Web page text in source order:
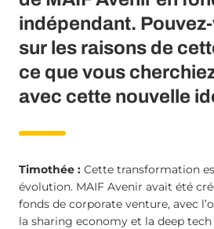
indépendant.
sur les raisons de
ce que vous
avec cette nouvelle
Timothée : Cette transformation
évolution. MAIF Avenir avait été
fonds de corporate venture, avec
la sharing economy et la deep tech